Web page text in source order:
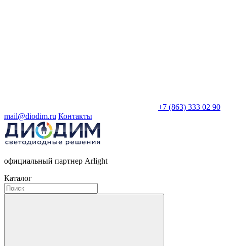
+7 (863) 333 02 90
mail@diodim.ru Контакты
официальный партнер Arlight
Каталог